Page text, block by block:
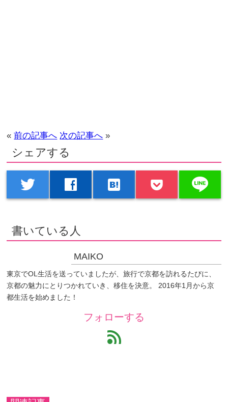
«前の記事へ 次の記事へ »
シェアする
twitter facebook hatenabookmark line
書いている人
MAIKO
東京でOL生活を送っていましたが、旅行で京都を訪れるたびに、
京都の魅力にとりつかれていき、移住を決意。 2016年1月から京
都生活を始めました！
フォローする
feed